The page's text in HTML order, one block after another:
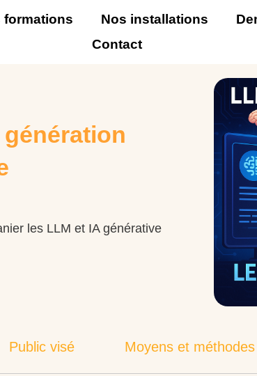
formations Nos installations
Contact
les LLM et IA générative
Public visé Moyens et méthodes